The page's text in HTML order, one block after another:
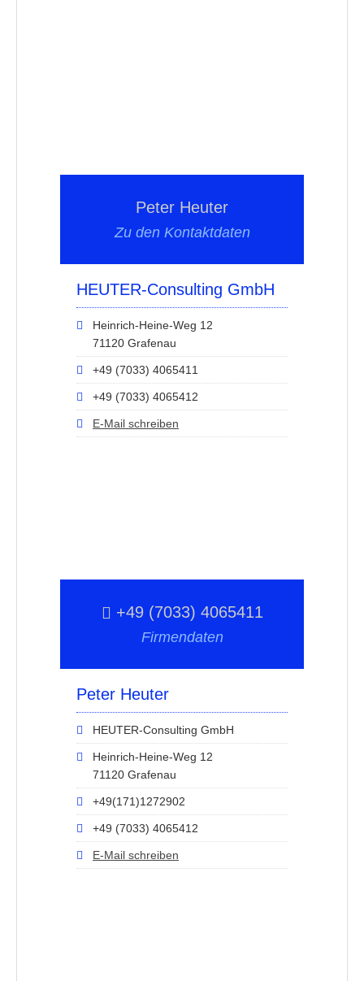
Peter Heuter
Zu den Kontaktdaten
HEUTER-Consulting GmbH
Heinrich-Heine-Weg 12
71120 Grafenau
+49 (7033) 4065411
+49 (7033) 4065412
E-Mail schreiben
+49 (7033) 4065411
Firmendaten
Peter Heuter
HEUTER-Consulting GmbH
Heinrich-Heine-Weg 12
71120 Grafenau
+49(171)1272902
+49 (7033) 4065412
E-Mail schreiben